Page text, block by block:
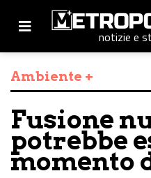
notizie e
Ambiente +
Fusione
potrebbe
momento